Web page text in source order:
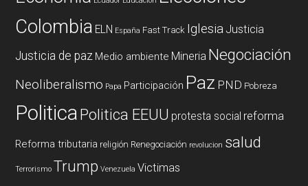
Colombia ELN España Fast Track Iglesia Justicia
Justicia de paz Medio ambiente Mineria Negociación
Neoliberalismo Papa Participación Paz PND Pobreza
PoliticaPolitica EEUU protesta social reforma
Reforma tributaria religión Renegociación revolucion salud
Terrorismo Trump Venezuela Victimas